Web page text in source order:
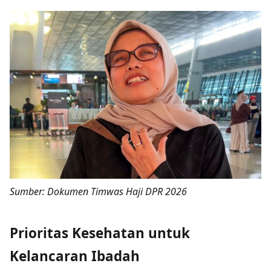
Sumber: Dokumen Timwas Haji DPR 2026
Prioritas Kesehatan untuk
Kelancaran Ibadah